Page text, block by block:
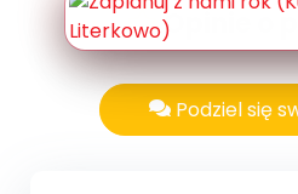
Opinie o
Podziel się